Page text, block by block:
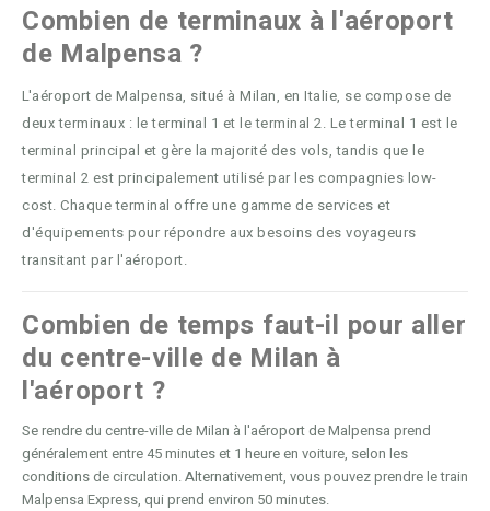
Combien de terminaux à l'aéroport
de Malpensa ?
L'aéroport de Malpensa, situé à Milan, en Italie, se compose de
deux terminaux : le terminal 1 et le terminal 2. Le terminal 1 est le
terminal principal et gère la majorité des vols, tandis que le
terminal 2 est principalement utilisé par les compagnies low-
cost. Chaque terminal offre une gamme de services et
d'équipements pour répondre aux besoins des voyageurs
transitant par l'aéroport.
Combien de temps faut-il pour aller
du centre-ville de Milan à
l'aéroport ?
Se rendre du centre-ville de Milan à l'aéroport de Malpensa prend
généralement entre 45 minutes et 1 heure en voiture, selon les
conditions de circulation. Alternativement, vous pouvez prendre le train
Malpensa Express, qui prend environ 50 minutes.